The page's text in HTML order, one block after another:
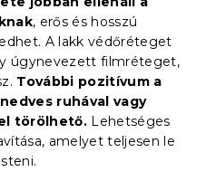
, erős és hosszú
A lakk védőréteget
úgynevezett filmréteget,
További pozitívum a
ruhával vagy
törölhető. Lehetséges
amelyet teljesen le